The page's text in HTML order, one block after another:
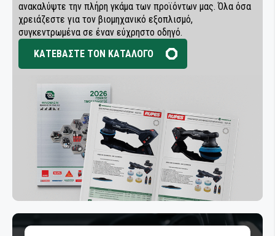
ανακαλύψτε την πλήρη γκάμα των προϊόντων μας. Όλα όσα
χρειάζεστε για τον βιομηχανικό εξοπλισμό,
συγκεντρωμένα σε έναν εύχρηστο οδηγό.
ΚΑΤΕΒΑΣΤΕ ΤΟΝ ΚΑΤΑΛΟΓΟ